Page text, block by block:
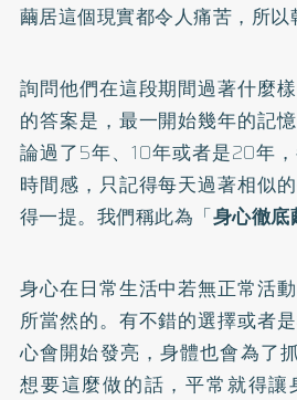
繭居這個現實都令人痛苦，所以
詢問他們在這段期間過著什麼
的答案是，最一開始幾年的記
論過了5年、10年或者是20年
時間感，只記得每天過著相似
得一提。我們稱此為「身心徹底
身心在日常生活中若無正常活
所當然的。有不錯的選擇或者
心會開始發亮，身體也會為了
想要這麼做的話，平常就得